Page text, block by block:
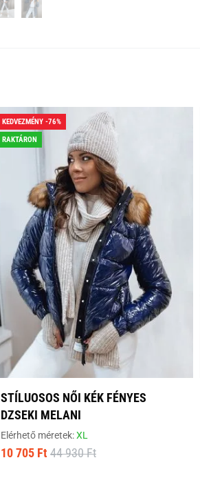
KEDVEZMÉNY -76%
RAKTÁRON
STÍLUOSOS NŐI KÉK FÉNYES
DZSEKI MELANI
Elérhető méretek:XL
10 705 Ft 44 930 Ft